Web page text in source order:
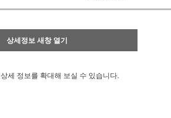
상세정보 새창 열기
상세 정보를 확대해 보실 수 있습니다.